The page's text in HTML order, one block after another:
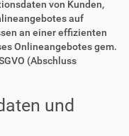
von Kunden,
auf
an einer effizienten
Onlineangebotes gem.
(Abschluss
und